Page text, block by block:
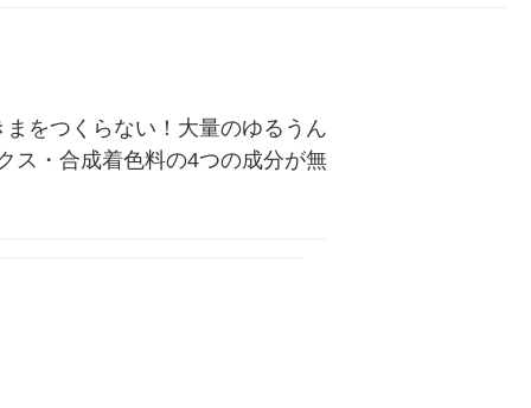
をつくらない！大量のゆるうん
ス・合成着色料の4つの成分が無